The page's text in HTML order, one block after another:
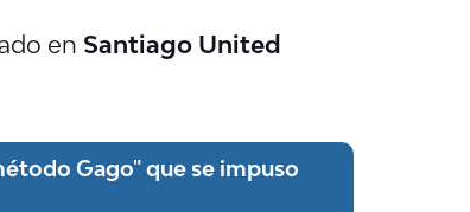
en Santiago United
Gago" que se impuso